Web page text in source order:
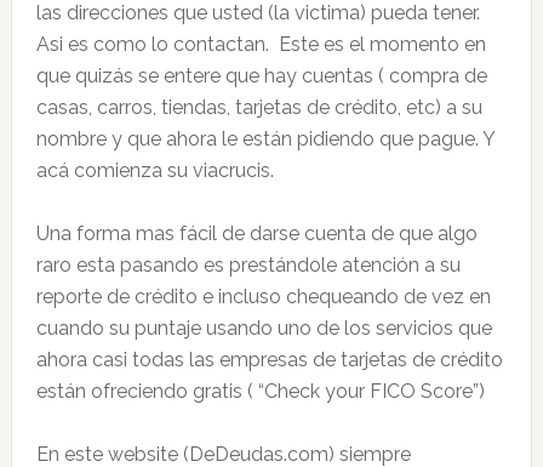
las direcciones que usted (la victima) pueda tener.
Asi es como lo contactan. Este es el momento en
que quizás se entere que hay cuentas ( compra de
casas, carros, tiendas, tarjetas de crédito, etc) a su
nombre y que ahora le están pidiendo que pague. Y
acá comienza su viacrucis.
Una forma mas fácil de darse cuenta de que algo
raro esta pasando es prestándole atención a su
reporte de crédito e incluso chequeando de vez en
cuando su puntaje usando uno de los servicios que
ahora casi todas las empresas de tarjetas de crédito
están ofreciendo gratis ( “Check your FICO Score”)
En este website (DeDeudas.com) siempre